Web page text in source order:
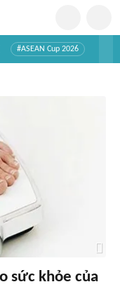
#ASEAN Cup 2026
sức khỏe của